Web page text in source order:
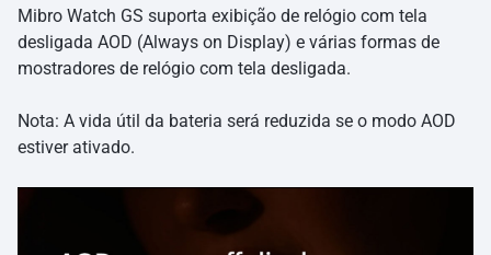
Mibro Watch GS suporta exibição de relógio com tela
desligada AOD (Always on Display) e várias formas de
mostradores de relógio com tela desligada.
Nota: A vida útil da bateria será reduzida se o modo AOD
estiver ativado.